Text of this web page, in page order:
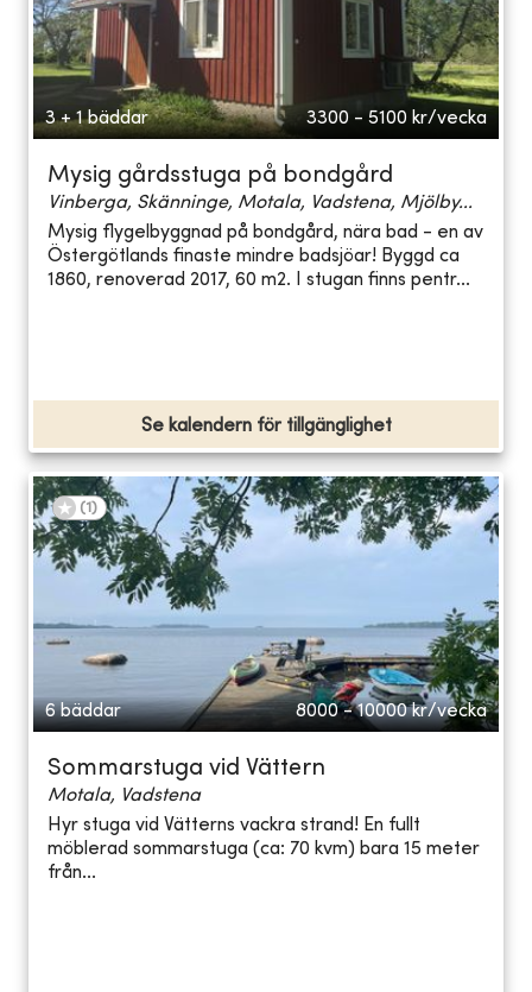
3 + 1 bäddar 3300 - 5100 kr/vecka
Mysig gårdsstuga på bondgård
Vinberga, Skänninge, Motala, Vadstena, Mjölby...
Mysig flygelbyggnad på bondgård, nära bad - en av
Östergötlands finaste mindre badsjöar! Byggd ca
1860, renoverad 2017, 60 m2. I stugan finns pentr...
Se kalendern för tillgänglighet
(1 )
6 bäddar 8000 - 10000 kr/vecka
Sommarstuga vid Vättern
Motala, Vadstena
Hyr stuga vid Vätterns vackra strand! En fullt
möblerad sommarstuga (ca: 70 kvm) bara 15 meter
från...